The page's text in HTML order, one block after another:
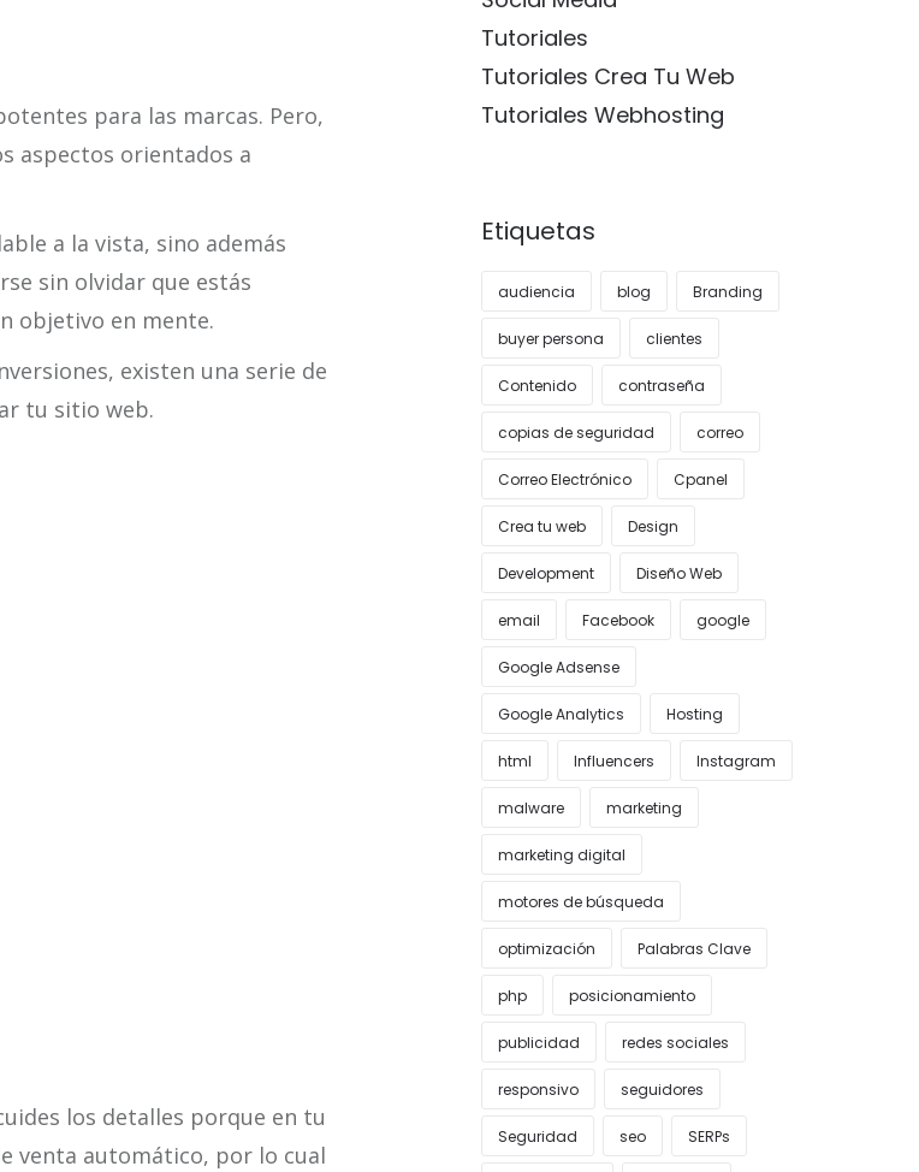
para las marcas. Pero,
aspectos orientados a
a la vista, sino además
sin olvidar que estás
objetivo en mente.
existen una serie de
tu sitio web.
los detalles porque en tu
venta automático, por lo cual
Tutoriales
Tutoriales Crea Tu Web
Tutoriales Webhosting
Etiquetas
audiencia blog Branding
buyer persona clientes
Contenido contraseña
copias de seguridad correo
Correo Electrónico Cpanel
Crea tu web Design
Development Diseño Web
email Facebook google
Google Adsense
Google Analytics Hosting
html Influencers Instagram
malware marketing
marketing digital
motores de búsqueda
optimización Palabras Clave
php posicionamiento
publicidad redes sociales
responsivo seguidores
Seguridad seo SERPs